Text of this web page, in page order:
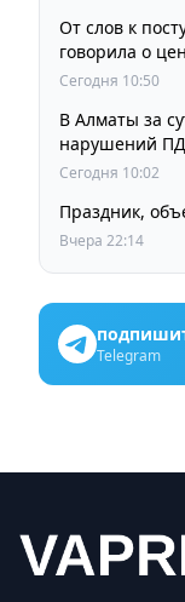
От слов к
говорила о
Сегодня 10:50
В Алматы за
нарушений
Сегодня 10:02
Праздник,
Вчера 22:14
Telegram